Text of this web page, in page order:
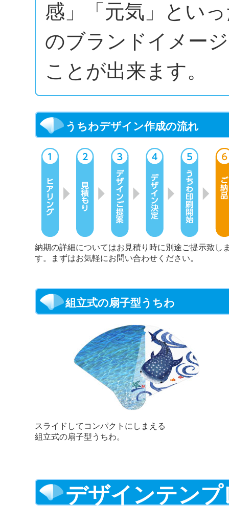
感」「元気」とい
のブランドイメー
ことが出来ます。
うちわデザイン作成の流れ
納期の詳細についてはお見積り時に別途ご提示致し
す。まずはお気軽にお問い合わせください。
組立式の扇子型うちわ
スライドしてコンパクトにしまえる
組立式の扇子型うちわ。
デザインテンプ